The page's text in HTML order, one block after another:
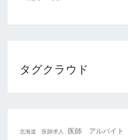
タグクラウド
北海道 医師求人 医師 アルバイト